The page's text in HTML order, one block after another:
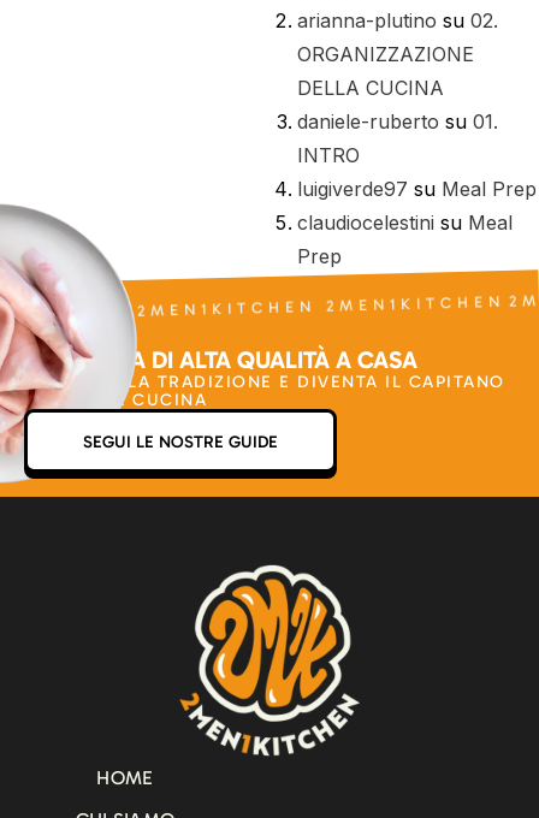
arianna-plutino su02.
ORGANIZZAZIONE
DELLA CUCINA
daniele-ruberto su01.
INTRO
luigiverde97 su Meal Prep
claudiocelestini su Meal
Prep
2MEN1KITCHEN 2MEN1KITCHEN
LA CUCINA DI ALTA QUALITÀ A CASA
VAI OLTRE LA TRADIZIONE E DIVENTA IL CAPITANO
DELLA TUA CUCINA
SEGUI LE NOSTRE GUIDE
HOME